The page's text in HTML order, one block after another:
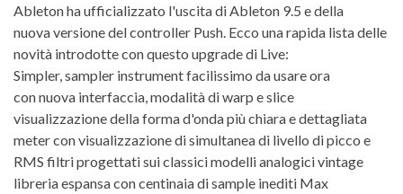
Ableton ha ufficializzato l'uscita di Ableton 9.5 e della
nuova versione del controller Push. Ecco una rapida lista delle
novità introdotte con questo upgrade di Live:
Simpler, sampler instrument facilissimo da usare ora
con nuova interfaccia, modalità di warp e slice
visualizzazione della forma d'onda più chiara e dettagliata
meter con visualizzazione di simultanea di livello di picco e
RMS filtri progettati sui classici modelli analogici vintage
libreria espansa con centinaia di sample inediti Max